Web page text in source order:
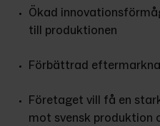
Ökad
till produktionen
Förbättrad
Företaget vill få en
mot svensk produktion